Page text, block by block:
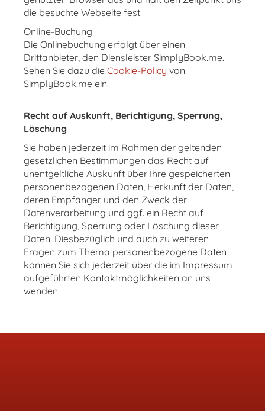
die besuchte Webseite fest.
Online-Buchung
Die Onlinebuchung erfolgt über einen
Drittanbieter, den Diensleister SimplyBook.me.
Sehen Sie dazu die Cookie-Policy von
SimplyBook.me ein.
Recht auf Auskunft, Berichtigung, Sperrung,
Löschung
Sie haben jederzeit im Rahmen der geltenden
gesetzlichen Bestimmungen das Recht auf
unentgeltliche Auskunft über Ihre gespeicherten
personenbezogenen Daten, Herkunft der Daten,
deren Empfänger und den Zweck der
Datenverarbeitung und ggf. ein Recht auf
Berichtigung, Sperrung oder Löschung dieser
Daten. Diesbezüglich und auch zu weiteren
Fragen zum Thema personenbezogene Daten
können Sie sich jederzeit über die im Impressum
aufgeführten Kontaktmöglichkeiten an uns
wenden.